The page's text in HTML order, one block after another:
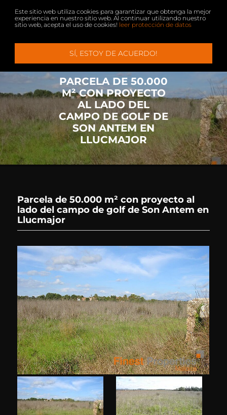
Este sitio web utiliza cookies para garantizar que obtenga la mejor
experiencia en nuestro sitio web. Al continuar utilizando nuestro
sitio web, acepta el uso de cookies! leer protección de datos
SÍ, ESTOY DE ACUERDO!
Menu
VILLA + CASAS DE CAMPO
APARTAMENTOS + ÁTICOS
ALQUILIER
SOLARES
INMOBILIARIA PALMA DE MALLORCA
HOTELES
EMPRESA
VIP SERVICIO
VIVIR EN MALLORCA
COMPRAR FINCA EN MALLORCA
PARCELA DE 50.000
M² CON PROYECTO
AL LADO DEL
CAMPO DE GOLF DE
SON ANTEM EN
LLUCMAJOR
Parcela de 50.000 m² con proyecto al
lado del campo de golf de Son Antem en
Llucmajor